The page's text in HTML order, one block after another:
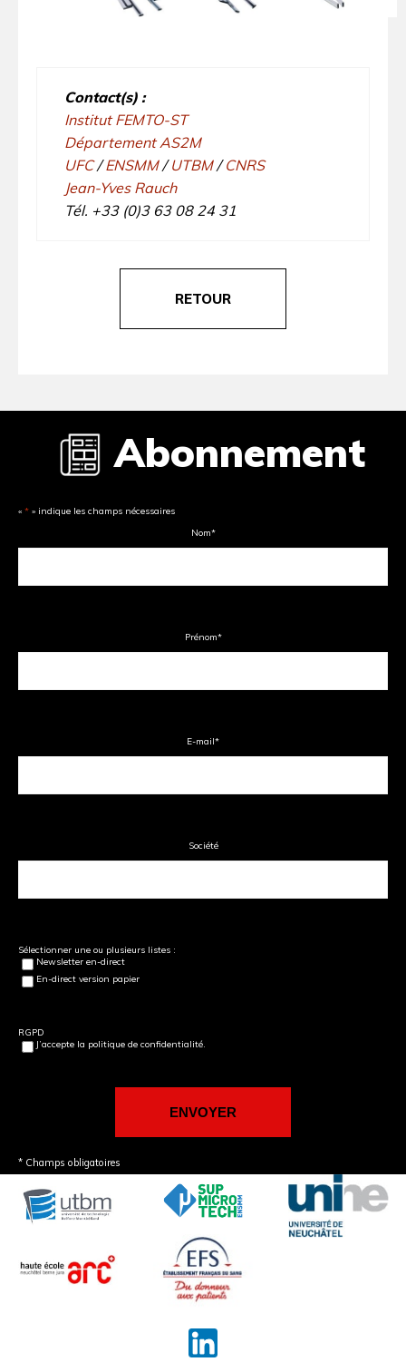
Contact(s) :
Institut FEMTO-ST
Département AS2M
UFC/ENSMM/UTBM/CNRS
Jean-Yves Rauch
Tél. +33 (0)3 63 08 24 31
RETOUR
Abonnement
« * » indique les champs nécessaires
Nom*
Prénom*
E-mail*
Société
Sélectionner une ou plusieurs listes :
Newsletter en-direct
En-direct version papier
RGPD
J’accepte la politique de confidentialité.
* Champs obligatoires